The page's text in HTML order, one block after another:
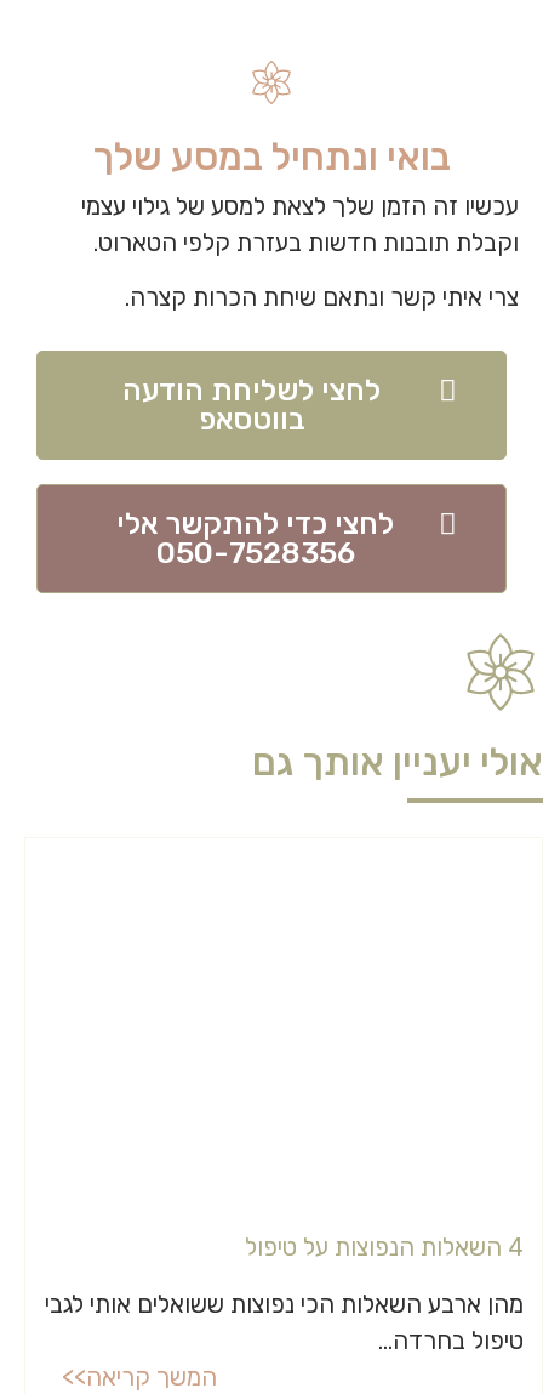
בואי ונתחיל במסע שלך
עכשיו זה הזמן שלך לצאת למסע של גילוי עצמי
וקבלת תובנות חדשות בעזרת קלפי הטארוט.
צרי איתי קשר ונתאם שיחת הכרות קצרה.
לחצי לשליחת הודעה
בווטסאפ
לחצי כדי להתקשר אלי
050-7528356
אולי יעניין אותך גם
4 השאלות הנפוצות על טיפול
מהן ארבע השאלות הכי נפוצות ששואלים אותי לגבי
טיפול בחרדה...
המשך קריאה>>